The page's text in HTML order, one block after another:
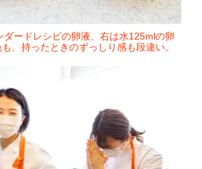
ダードレシピの卵液、右は水125mlの卵
、持ったときのずっしり感も段違い。